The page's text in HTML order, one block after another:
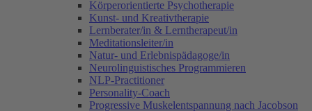
Körperorientierte Psychotherapie
Kunst- und Kreativtherapie
Lernberater/in & Lerntherapeut/in
Meditationsleiter/in
Natur- und Erlebnispädagoge/in
Neurolinguistisches Programmieren
NLP-Practitioner
Personality-Coach
Progressive Muskelentspannung nach Jacobson